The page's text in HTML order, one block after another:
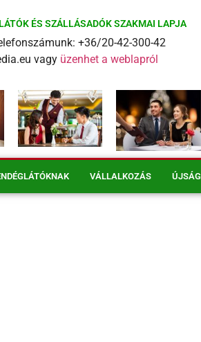
ÉS SZÁLLÁSADÓK SZAKMAI LAPJA
+36/20-42-300-42
vagy üzenhet a weblapról
VÁLLALKOZÁS ÚJSÁG